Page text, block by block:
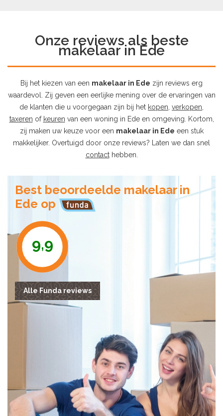
Onze reviews als beste
makelaar in Ede
Bij het kiezen van een makelaar in Ede zijn reviews erg
waardevol. Zij geven een eerlijke mening over de ervaringen van
de klanten die u voorgegaan zijn bij het kopen, verkopen,
taxeren of keuren van een woning in Ede en omgeving. Kortom,
zij maken uw keuze voor een makelaar in Ede een stuk
makkelijker. Overtuigd door onze reviews? Laten we dan snel
contacthebben.
Best beoordeelde makelaar in
Ede op
9,9
Alle Funda reviews